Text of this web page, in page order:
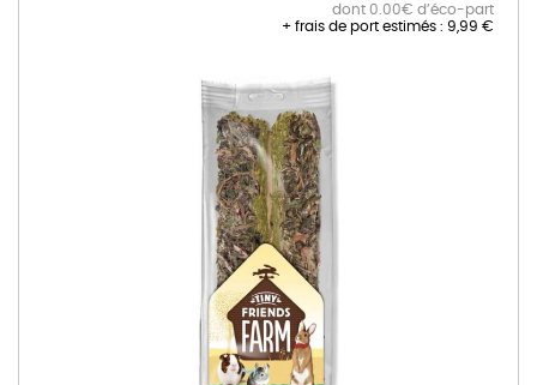
dont 0.00€ d’éco-part
+ frais de port estimés : 9,99 €